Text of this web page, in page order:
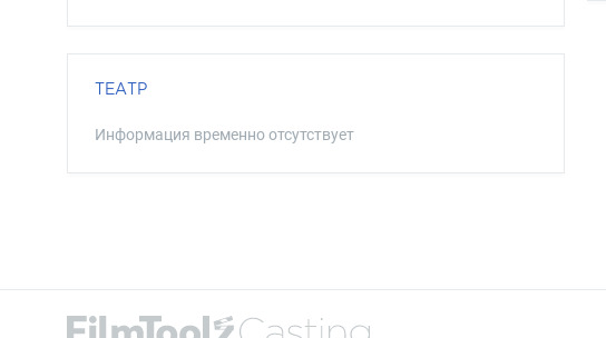
ТЕАТР
Информация временно отсутствует